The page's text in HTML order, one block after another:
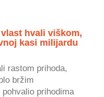
hvali viškom,
kasi milijardu
rastom prihoda,
bržim
prihodima